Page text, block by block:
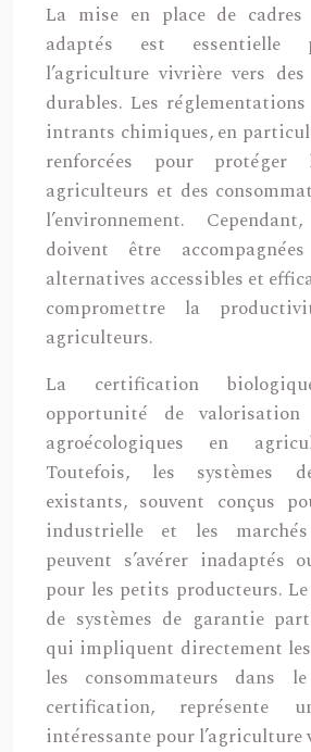
La mise en place de cadres
adaptés est essentielle
l’agriculture vivrière vers
durables. Les réglementations
intrants chimiques, en
renforcées pour
agriculteurs et des
l’environnement.
doivent être
alternatives accessibles et
compromettre la
agriculteurs.
La certification
opportunité de
agroécologiques en
Toutefois, les systèmes
existants, souvent conçus
industrielle et les marchés
peuvent s’avérer inadaptés
pour les petits producteurs.
de systèmes de garantie
qui impliquent directement
les consommateurs dans
certification, représente
intéressante pour l’agriculture